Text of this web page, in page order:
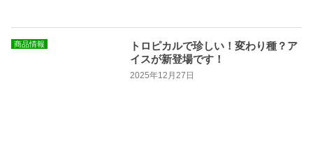
商品情報
トロピカルで珍しい！変わり種？ア
イスが新登場です！
2025年12月27日